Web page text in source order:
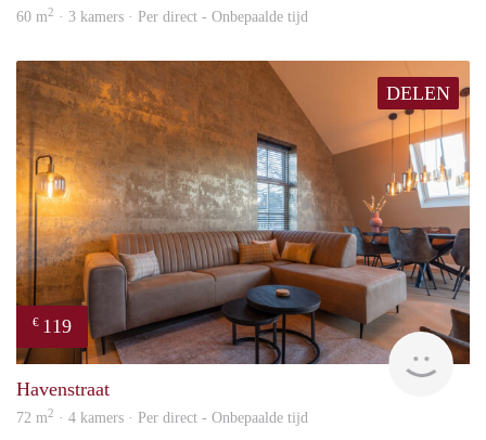
60 m2 · 3 kamers · Per direct - Onbepaalde tijd
DELEN
€ 119
Havenstraat
72 m2 · 4 kamers · Per direct - Onbepaalde tijd